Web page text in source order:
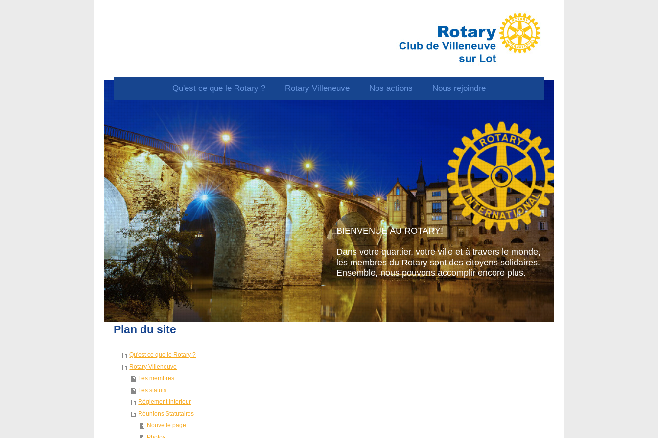
Qu'est ce que le Rotary ? Rotary Villeneuve Nos actions Nous rejoindre
BIENVENUE AU ROTARY!
Dans votre quartier, votre ville et à travers le monde,
les membres du Rotary sont des citoyens solidaires.
Ensemble, nous pouvons accomplir encore plus.
Plan du site
Qu'est ce que le Rotary ?
Rotary Villeneuve
Les membres
Les statuts
Règlement Interieur
Réunions Statutaires
Nouvelle page